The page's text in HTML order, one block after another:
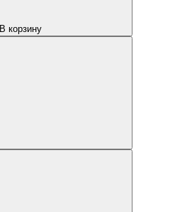
В корзину